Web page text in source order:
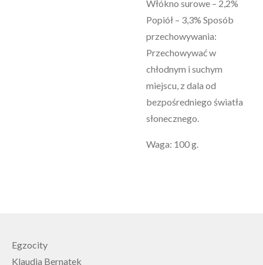
Włókno surowe – 2,2%
Popiół – 3,3% Sposób
przechowywania:
Przechowywać w
chłodnym i suchym
miejscu, z dala od
bezpośredniego światła
słonecznego.
Waga: 100 g.
Egzocity
Klaudia Bernatek